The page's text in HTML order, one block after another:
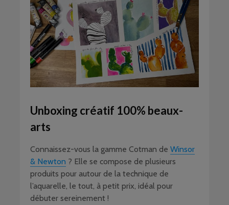
Unboxing créatif 100% beaux-
arts
Connaissez-vous la gamme Cotman de Winsor
& Newton ? Elle se compose de plusieurs
produits pour autour de la technique de
l’aquarelle, le tout, à petit prix, idéal pour
débuter sereinement !